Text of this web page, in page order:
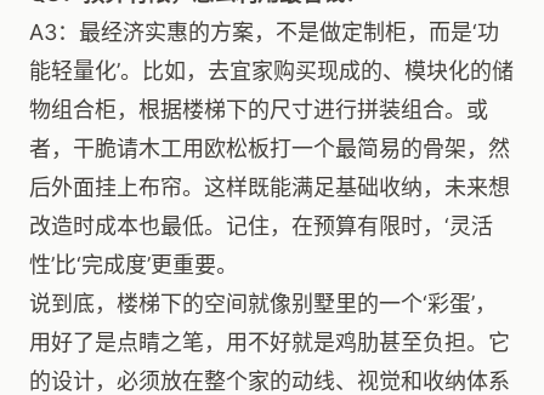
A3：最经济实惠的方案，不是做定制柜，而是‘功
能轻量化’。比如，去宜家购买现成的、模块化的储
物组合柜，根据楼梯下的尺寸进行拼装组合。或
者，干脆请木工用欧松板打一个最简易的骨架，然
后外面挂上布帘。这样既能满足基础收纳，未来想
改造时成本也最低。记住，在预算有限时，‘灵活
性’比‘完成度’更重要。
说到底，楼梯下的空间就像别墅里的一个‘彩蛋’，
用好了是点睛之笔，用不好就是鸡肋甚至负担。它
的设计，必须放在整个家的动线、视觉和收纳体系